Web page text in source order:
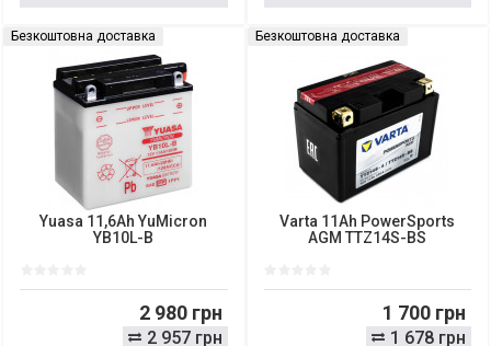
Безкоштовна доставка
Yuasa 11,6Ah YuMicron
YB10L-B
2 980 грн
2 957 грн
Безкоштовна доставка
Varta 11Ah PowerSports
AGM TTZ14S-BS
1 700 грн
1 678 грн